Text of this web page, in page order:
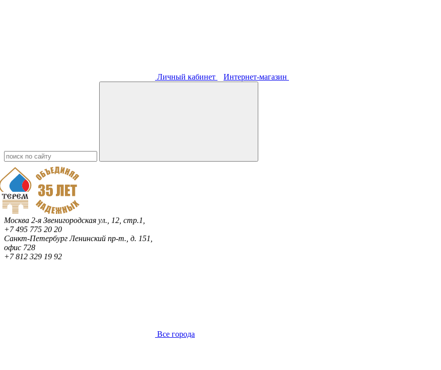
Личный кабинет Интернет-магазин
Москва 2-я Звенигородская ул., 12, стр.1,
+7 495 775 20 20
Санкт-ПетербургЛенинский пр-т., д. 151,
офис 728
+7 812 329 19 92
Все города